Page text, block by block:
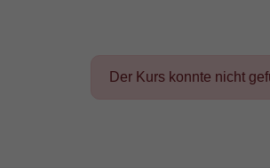
Der Kurs konnte nicht